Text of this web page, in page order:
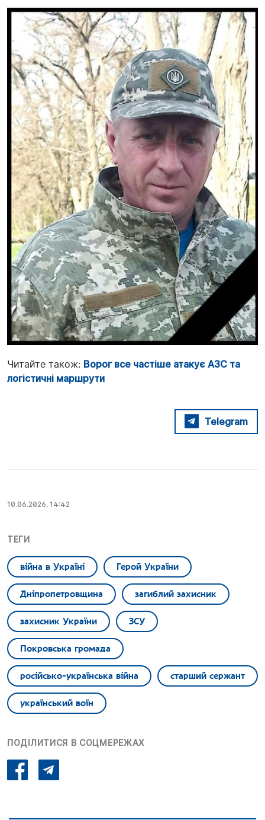
Читайте також: Ворог все частіше атакує АЗС та
логістичні маршрути
Telegram
10.06.2026, 14:42
ТЕГИ
війна в Україні Герой України
Дніпропетровщина загиблий захисник
захисник України ЗСУ
Покровська громада
російсько-українська війна старший сержант
український воїн
ПОДІЛИТИСЯ В СОЦМЕРЕЖАХ